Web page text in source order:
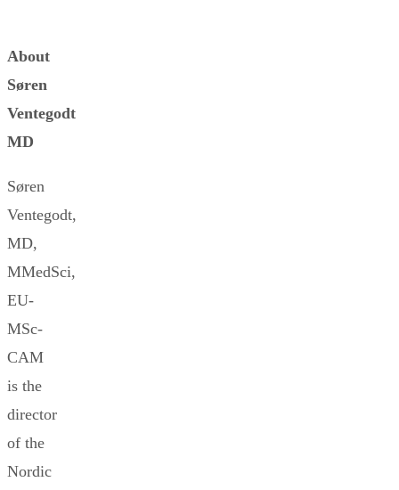
About
Søren
Ventegodt
MD
Søren
Ventegodt,
MD,
MMedSci,
EU-
MSc-
CAM
is the
director
of the
Nordic